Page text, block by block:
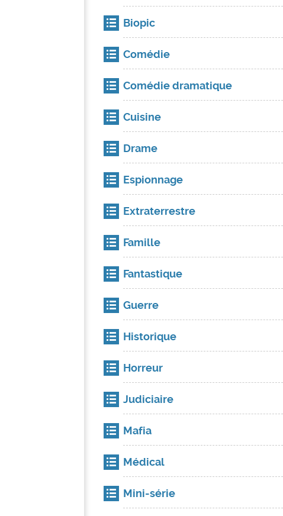
Biopic
Comédie
Comédie dramatique
Cuisine
Drame
Espionnage
Extraterrestre
Famille
Fantastique
Guerre
Historique
Horreur
Judiciaire
Mafia
Médical
Mini-série